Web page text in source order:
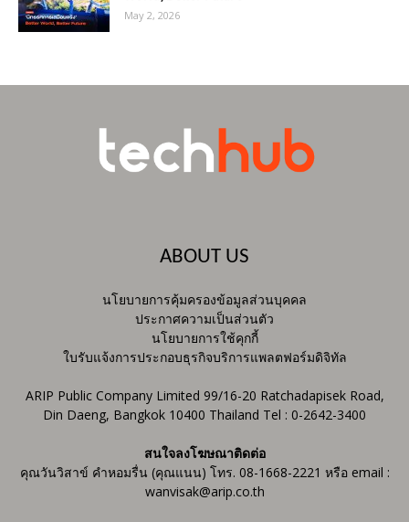
May 2, 2026
ABOUT US
นโยบายการคุ้มครองข้อมูลส่วนบุคคล
ประกาศความเป็นส่วนตัว
นโยบายการใช้คุกกี้
ใบรับแจ้งการประกอบธุรกิจบริการแพลตฟอร์มดิจิทัล
ARIP Public Company Limited 99/16-20 Ratchadapisek Road,
Din Daeng, Bangkok 10400 Thailand Tel : 0-2642-3400
สนใจลงโฆษณาติดต่อ
คุณวันวิสาข์ คำหอมรื่น (คุณแนน) โทร. 08-1668-2221 หรือ email :
wanvisak@arip.co.th